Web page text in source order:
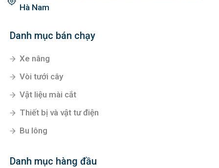
Hà Nam
Danh mục bán chạy
Xe nâng
Vòi tưới cây
Vật liệu mài cắt
Thiết bị và vật tư điện
Bu lông
Danh mục hàng đầu